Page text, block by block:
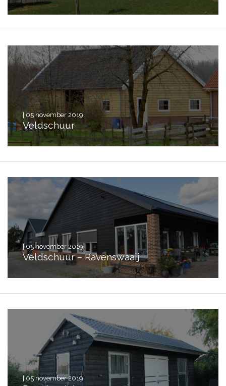
| 05 november 2019
Veldschuur
| 05 november 2019
Veldschuur – Ravenswaaij
| 05 november 2019